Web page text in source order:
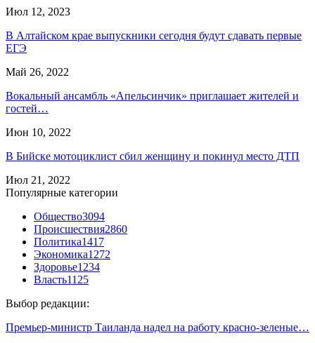
Июл 12, 2023
В Алтайском крае выпускники сегодня будут сдавать первые
ЕГЭ
Май 26, 2022
Вокальный ансамбль «Апельсинчик» приглашает жителей и
гостей…
Июн 10, 2022
В Бийске мотоциклист сбил женщину и покинул место ДТП
Июл 21, 2022
Популярные категории
Общество3094
Происшествия2860
Политика1417
Экономика1272
Здоровье1234
Власть1125
Выбор редакции:
Премьер-министр Таиланда надел на работу красно-зеленые…